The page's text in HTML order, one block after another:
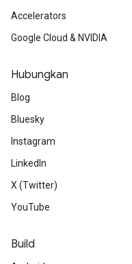
Accelerators
Google Cloud & NVIDIA
Hubungkan
Blog
Bluesky
Instagram
LinkedIn
X (Twitter)
YouTube
Build